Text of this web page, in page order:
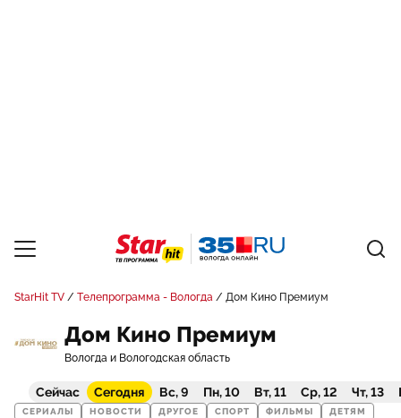
StarHit TV Телепрограмма - Вологда Дом Кино Премиум
Дом Кино Премиум
Вологда и Вологодская область
Сейчас Сегодня Вс, 9 Пн, 10 Вт, 11 Ср, 12 Чт, 13
СЕРИАЛЫ НОВОСТИ ДРУГОЕ СПОРТ ФИЛЬМЫ ДЕТЯМ